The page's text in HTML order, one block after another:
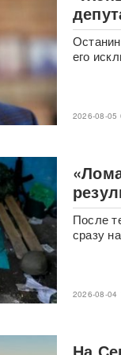
его
2026-08-05
После
сразу
2026-08-04